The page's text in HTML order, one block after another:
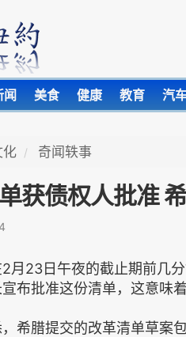
闻 美食 健康 教育 汽
化 奇闻轶事
获债权人批准
月23日午夜的截止期前几
布批准这份清单，这意味
腊提交的改革清单草案包